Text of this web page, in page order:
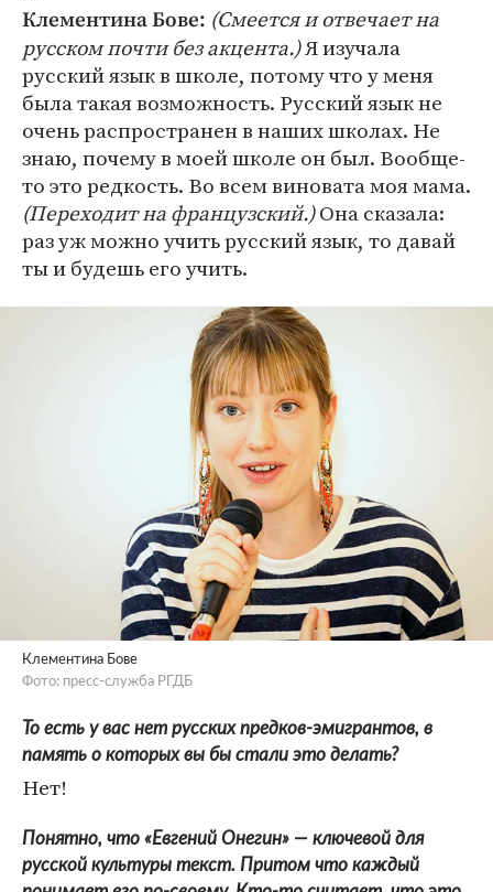
Клементина Бове: (Смеется и отвечает на
русском почти без акцента.)Я изучала
русский язык в школе, потому что у меня
была такая возможность. Русский язык не
очень распространен в наших школах. Не
знаю, почему в моей школе он был. Вообще-
то это редкость. Во всем виновата моя мама.
(Переходит на французский.)Она сказала:
раз уж можно учить русский язык, то давай
ты и будешь его учить.
Клементина Бове
Фото: пресс-служба РГДБ
То есть у вас нет русских предков-эмигрантов, в
память о которых вы бы стали это делать?
Нет!
Понятно, что «Евгений Онегин» — ключевой для
русской культуры текст. Притом что каждый